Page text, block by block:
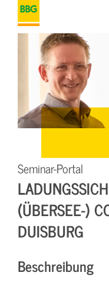
Seminar-Portal
(ÜBERSEE-)
DUISBURG
Beschreibung